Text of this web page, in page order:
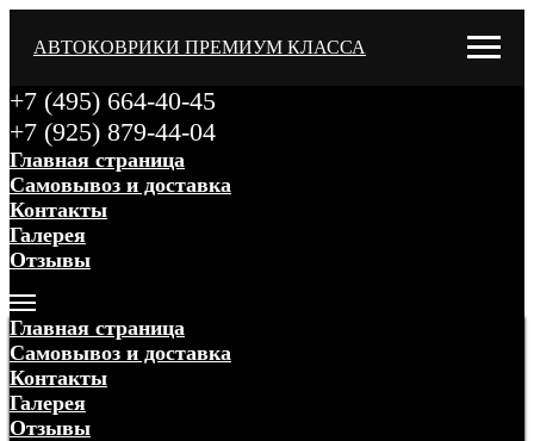
АВТОКОВРИКИ ПРЕМИУМ КЛАССА
+7 (495) 664-40-45
+7 (925) 879-44-04
Главная страница
Самовывоз и доставка
Контакты
Галерея
Отзывы
Главная страница
Самовывоз и доставка
Контакты
Галерея
Отзывы